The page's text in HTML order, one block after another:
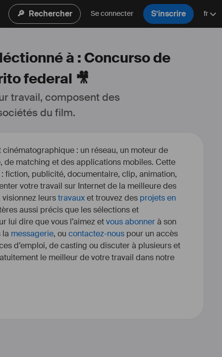
🔎 Rechercher Se connecter S’inscrire fr
à : Concurso de
federal 🎥
travail, composent des
du film.
: un réseau, un moteur de
de matching et des applications mobiles. Cette
fiction, publicité, documentaire, clip, animation,
votre travail sur Internet de la meilleure des
visionnez leurstravauxet trouvez des projets en
aussi précis que les sélections et
lui dire que vous l’aimez etvous abonnerà son
la messagerie, ou contactez-nous pour un accès
d’emploi, de casting ou discuter à plusieurs et
le meilleur de votre travail dans notre